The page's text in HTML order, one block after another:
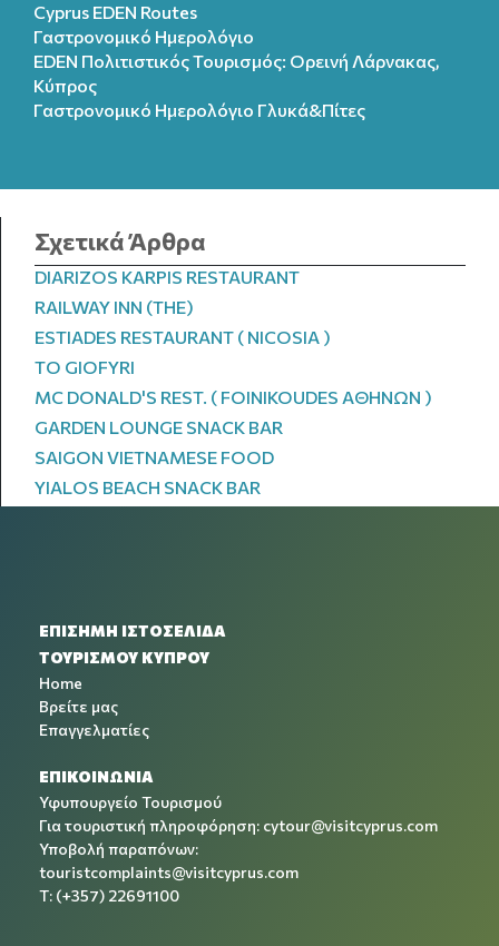
Cyprus EDEN Routes
Γαστρονομικό Ημερολόγιο
EDEN Πολιτιστικός Τουρισμός: Ορεινή Λάρνακας,
Κύπρος
Γαστρονομικό Ημερολόγιo Γλυκά&Πίτες
Σχετικά Άρθρα
DIARIZOS KARPIS RESTAURANT
RAILWAY INN (THE)
ESTIADES RESTAURANT ( NICOSIA )
TO GIOFYRI
MC DONALD'S REST. ( FOINIKOUDES AΘΗΝΩΝ )
GARDEN LOUNGE SNACK BAR
SAIGON VIETNAMESE FOOD
YIALOS BEACH SNACK BAR
ΕΠΙΣΗΜΗ ΙΣΤΟΣΕΛΙΔΑ
ΤΟΥΡΙΣΜΟΥ ΚΥΠΡΟΥ
Home
Βρείτε μας
Επαγγελματίες
ΕΠΙΚΟΙΝΩΝΙΑ
Υφυπουργείο Τουρισμού
Για τουριστική πληροφόρηση: cytour@visitcyprus.com
Υποβολή παραπόνων:
touristcomplaints@visitcyprus.com
T: (+357) 22691100